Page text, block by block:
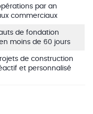
par an
commerciaux
de fondation
moins de 60 jours
de construction
et personnalisé